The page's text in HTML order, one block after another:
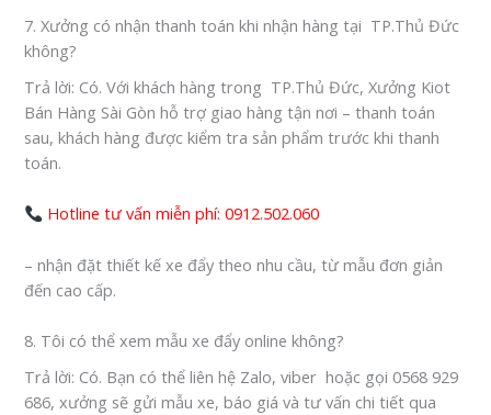
7. Xưởng có nhận thanh toán khi nhận hàng tại TP.Thủ Đức
không?
Trả lời: Có. Với khách hàng trong TP.Thủ Đức, Xưởng Kiot
Bán Hàng Sài Gòn hỗ trợ giao hàng tận nơi – thanh toán
sau, khách hàng được kiểm tra sản phẩm trước khi thanh
toán.
Hotline tư vấn miễn phí: 0912.502.060
– nhận đặt thiết kế xe đẩy theo nhu cầu, từ mẫu đơn giản
đến cao cấp.
8. Tôi có thể xem mẫu xe đẩy online không?
Trả lời: Có. Bạn có thể liên hệ Zalo, viber hoặc gọi 0568 929
686, xưởng sẽ gửi mẫu xe, báo giá và tư vấn chi tiết qua